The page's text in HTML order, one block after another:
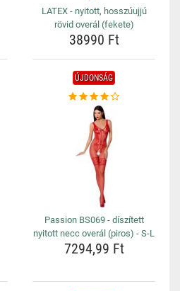
LATEX - nyitott, hosszúujjú
rövid overál (fekete)
38990 Ft
ÚJDONSÁG
Passion BS069 - díszített
nyitott necc overál (piros) - S-L
7294,99 Ft